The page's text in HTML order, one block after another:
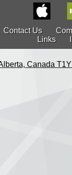
Contact Us
Links
Canada